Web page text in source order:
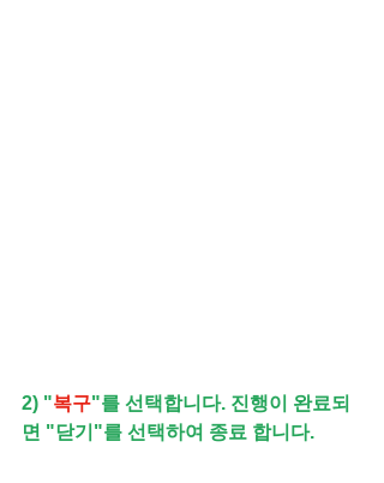
2) "복구"를 선택합니다. 진행이 완료되
면 "닫기"를 선택하여 종료 합니다.